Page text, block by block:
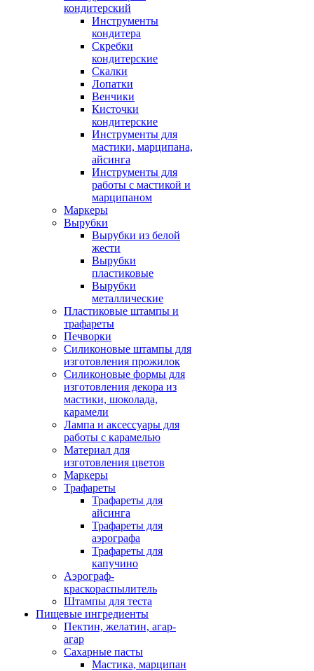
кондитерский
Инструменты
кондитера
Скребки
кондитерские
Скалки
Лопатки
Венчики
Кисточки
кондитерские
Инструменты для
мастики, марципана,
айсинга
Инструменты для
работы с мастикой и
марципаном
Маркеры
Вырубки
Вырубки из белой
жести
Вырубки
пластиковые
Вырубки
металлические
Пластиковые штампы и
трафареты
Печворки
Силиконовые штампы для
изготовления прожилок
Силиконовые формы для
изготовления декора из
мастики, шоколада,
карамели
Лампа и аксессуары для
работы с карамелью
Материал для
изготовления цветов
Маркеры
Трафареты
Трафареты для
айсинга
Трафареты для
аэрографа
Трафареты для
капучино
Аэрограф-
краскораспылитель
Штампы для теста
Пищевые ингредиенты
Пектин, желатин, агар-
агар
Сахарные пасты
Мастика, марципан